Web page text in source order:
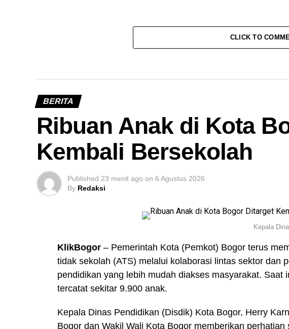
CLICK TO
BERITA
Ribuan Anak di Kota
Kembali Bersekolah
Published 23 menit ago on 6 Agustus 2026
By Redaksi
Kepala
KlikBogor – Pemerintah Kota (Pemkot) Bogor terus
tidak sekolah (ATS) melalui kolaborasi lintas sektor dan
pendidikan yang lebih mudah diakses masyarakat. Saat
tercatat sekitar 9.900 anak.
Kepala Dinas Pendidikan (Disdik) Kota Bogor, Herry
Bogor dan Wakil Wali Kota Bogor memberikan